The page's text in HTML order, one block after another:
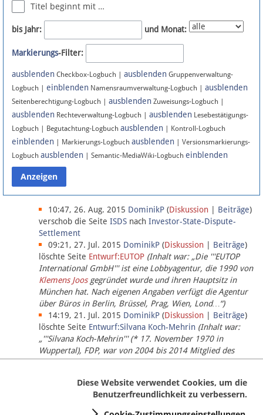
Newsletter
Bluesky
Facebook
Instagram
Anmelden
Datenschutz
Über Lobbypedia
Impressum
Titel beginnt mit …
bis Jahr: und Monat:
Markierungs-Filter:
ausblenden Checkbox-Logbuch | ausblenden Gruppenverwaltung-
Logbuch | einblenden Namensraumverwaltung-Logbuch | ausblenden
Seitenberechtigung-Logbuch | ausblenden Zuweisungs-Logbuch |
ausblenden Rechteverwaltung-Logbuch | ausblenden Lesebestätigungs-
Logbuch | Begutachtung-Logbuch ausblenden | Kontroll-Logbuch
einblenden | Markierungs-Logbuch ausblenden | Versionsmarkierungs-
Logbuch ausblenden | Semantic-MediaWiki-Logbuch einblenden
10:47, 26. Aug. 2015 DominikP (Diskussion Beiträge)
verschob die Seite ISDS nach Investor-State-Dispute-
Settlement
09:21, 27. Jul. 2015 DominikP (Diskussion Beiträge)
löschte Seite Entwurf:EUTOP (Inhalt war: „Die '''EUTOP
International GmbH''' ist eine Lobbyagentur, die 1990 von
Klemens Joosgegründet wurde und ihren Hauptsitz in
München hat. Nach eigenen Angaben verfügt die Agentur
über Büros in Berlin, Brüssel, Prag, Wien, Lond…“)
14:19, 21. Jul. 2015 DominikP (Diskussion Beiträge)
löschte Seite Entwurf:Silvana Koch-Mehrin (Inhalt war:
„'''Silvana Koch-Mehrin''' (* 17. November 1970 in
Wuppertal), FDP, war von 2004 bis 2014 Mitglied des
Europäischen Parlaments, seit November 2014 ist sie für
Diese Website verwendet Cookies, um die
Benutzerfreundlichkeit zu verbessern.